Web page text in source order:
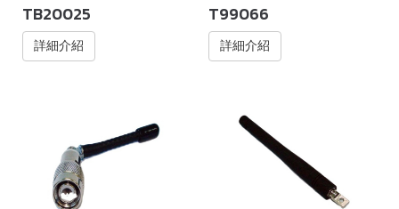
TB20025
詳細介紹
T99066
詳細介紹